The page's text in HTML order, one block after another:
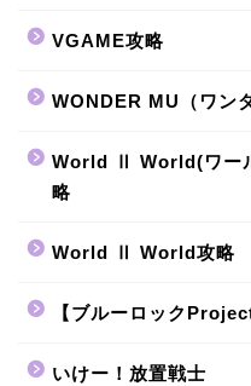
VGAME攻略
WONDER MU（ワン
World Ⅱ World(ワー
略
World Ⅱ World攻略
【ブルーロック
いけー！放置戦士